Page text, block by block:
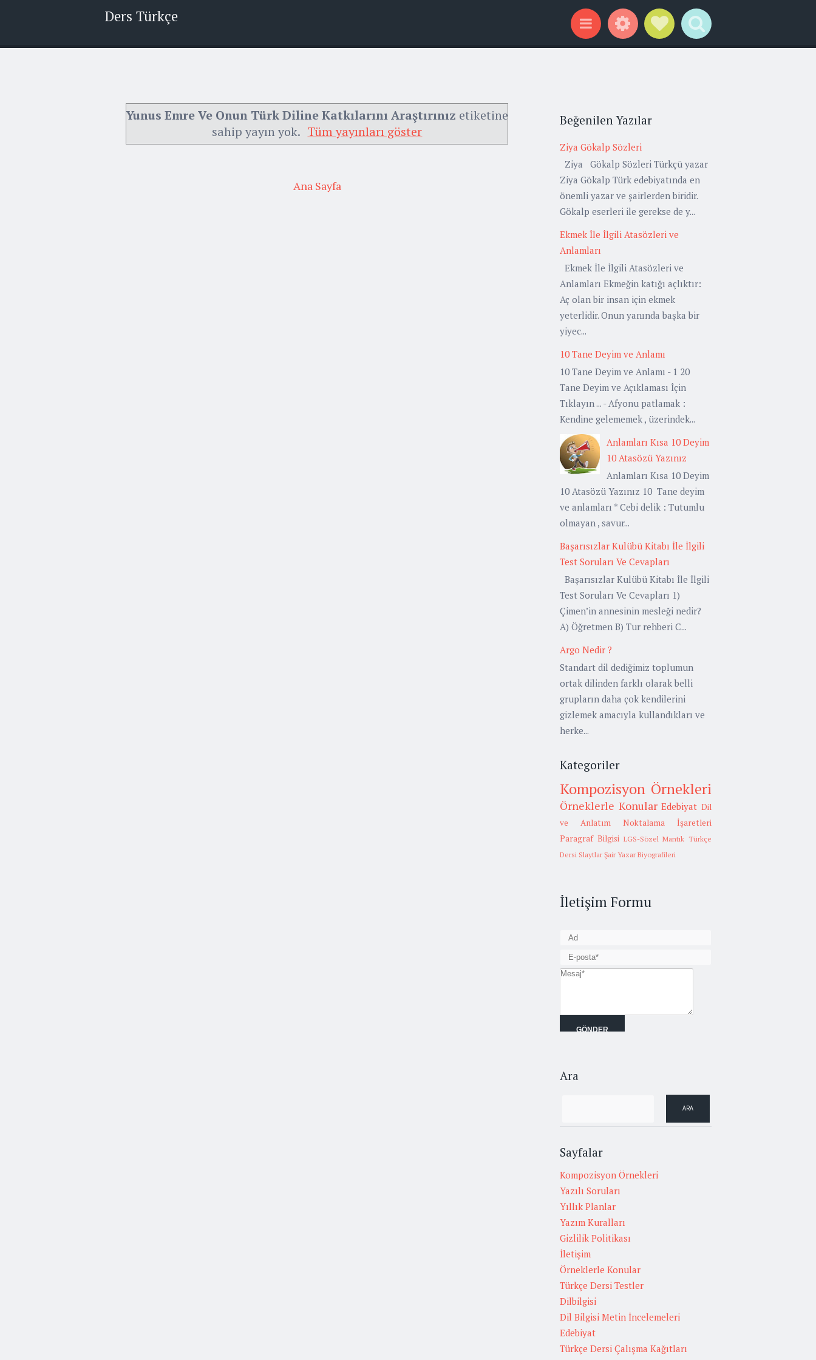
Ders Türkçe
Menu WidgetsSocial Links
Search
Yunus Emre Ve Onun Türk Diline Katkılarını Araştırınız etiketine
sahip yayın yok. Tüm yayınları göster
Ana Sayfa
Beğenilen Yazılar
Ziya Gökalp Sözleri
Ziya Gökalp Sözleri Türkçü yazar
Ziya Gökalp Türk edebiyatında en
önemli yazar ve şairlerden biridir.
Gökalp eserleri ile gerekse de y...
Ekmek İle İlgili Atasözleri ve
Anlamları
Ekmek İle İlgili Atasözleri ve
Anlamları Ekmeğin katığı açlıktır:
Aç olan bir insan için ekmek
yeterlidir. Onun yanında başka bir
yiyec...
10 Tane Deyim ve Anlamı
10 Tane Deyim ve Anlamı - 1 20
Tane Deyim ve Açıklaması İçin
Tıklayın ... - Afyonu patlamak :
Kendine gelememek , üzerindek...
Anlamları Kısa 10 Deyim
10 Atasözü Yazınız
Anlamları Kısa 10 Deyim
10 Atasözü Yazınız 10 Tane deyim
ve anlamları * Cebi delik : Tutumlu
olmayan , savur...
Başarısızlar Kulübü Kitabı İle İlgili
Test Soruları Ve Cevapları
Başarısızlar Kulübü Kitabı İle İlgili
Test Soruları Ve Cevapları 1)
Çimen’in annesinin mesleği nedir?
A) Öğretmen B) Tur rehberi C...
Argo Nedir ?
Standart dil dediğimiz toplumun
ortak dilinden farklı olarak belli
grupların daha çok kendilerini
gizlemek amacıyla kullandıkları ve
herke...
Kategoriler
Kompozisyon Örnekleri
Örneklerle Konular Edebiyat Dil
ve Anlatım
Noktalama İşaretleri
Paragraf Bilgisi LGS-Sözel Mantık Türkçe
Dersi Slaytlar Şair Yazar Biyografileri
İletişim Formu
Ara
Sayfalar
Kompozisyon Örnekleri
Yazılı Soruları
Yıllık Planlar
Yazım Kuralları
Gizlilik Politikası
İletişim
Örneklerle Konular
Türkçe Dersi Testler
Dilbilgisi
Dil Bilgisi Metin İncelemeleri
Edebiyat
Türkçe Dersi Çalışma Kağıtları